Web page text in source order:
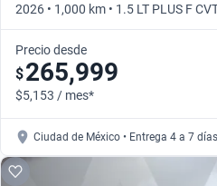
2026 • 1,000 km • 1.5 LT PLUS F
Precio desde
$265,999
$5,153 / mes*
Ciudad de México • Entrega 4 a 7 días